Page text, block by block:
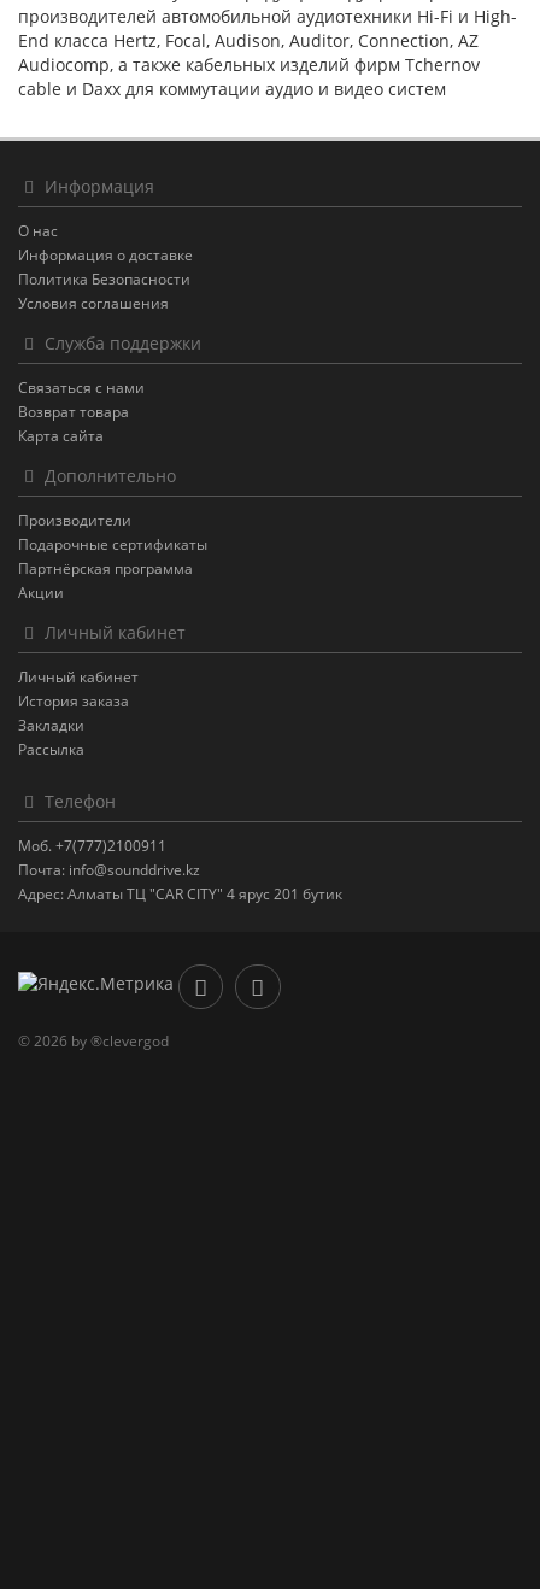
производителей автомобильной аудиотехники Hi-Fi и High-
End класса Hertz, Focal, Audison, Auditor, Connection, AZ
Audiocomp, а также кабельных изделий фирм Tchernov
cable и Daxx для коммутации аудио и видео систем
Информация
О нас
Информация о доставке
Политика Безопасности
Условия соглашения
Служба поддержки
Связаться с нами
Возврат товара
Карта сайта
Дополнительно
Производители
Подарочные сертификаты
Партнёрская программа
Акции
Личный кабинет
Личный кабинет
История заказа
Закладки
Рассылка
Телефон
Моб. +7(777)2100911
Почта: info@sounddrive.kz
Адрес: Алматы ТЦ "CAR CITY" 4 ярус 201 бутик
© 2026 by ®clevergod